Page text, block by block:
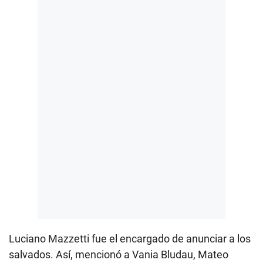
Luciano Mazzetti fue el encargado de anunciar a los
salvados. Así, mencionó a Vania Bludau, Mateo